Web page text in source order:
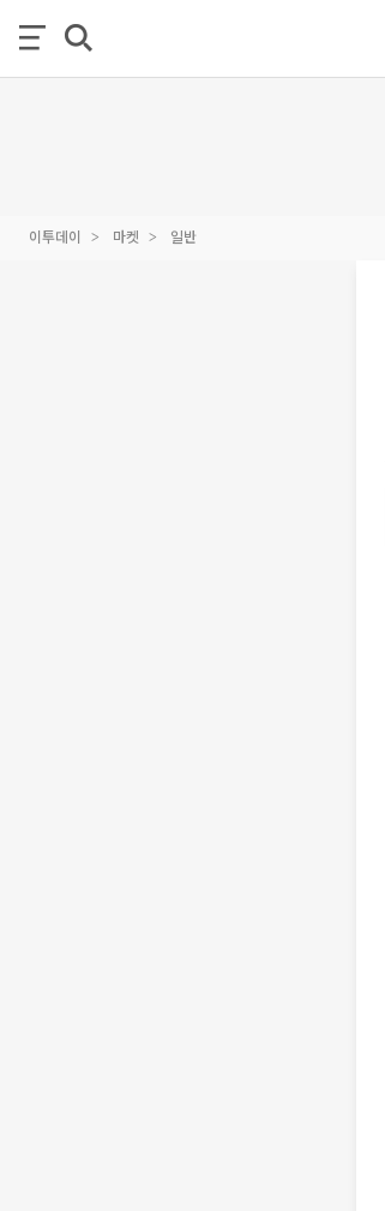
이투데이 마켓 일반